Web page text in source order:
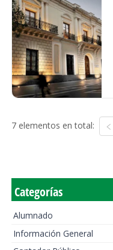
7 elementos en total:
Categorías
Alumnado
Información General